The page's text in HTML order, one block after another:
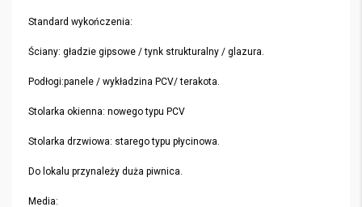
Standard wykończenia:
Ściany: gładzie gipsowe / tynk strukturalny / glazura.
Podłogi:panele / wykładzina PCV/ terakota.
Stolarka okienna: nowego typu PCV
Stolarka drzwiowa: starego typu płycinowa.
Do lokalu przynależy duża piwnica.
Media: